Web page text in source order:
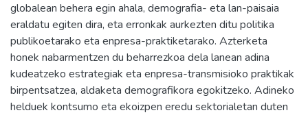
globalean behera egin ahala, demografia- eta lan-paisaia
eraldatu egiten dira, eta erronkak aurkezten ditu politika
publikoetarako eta enpresa-praktiketarako. Azterketa
honek nabarmentzen du beharrezkoa dela lanean adina
kudeatzeko estrategiak eta enpresa-transmisioko praktikak
birpentsatzea, aldaketa demografikora egokitzeko. Adineko
helduek kontsumo eta ekoizpen eredu sektorialetan duten